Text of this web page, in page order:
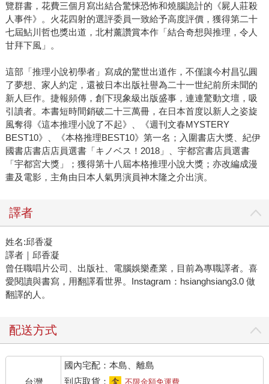
覽群書，花費三個月寫出結合驚悚恐怖和燒腦詭計的《屍人莊殺
人事件》。火花四射的選評委員一致給予高度評價，獲得第二十
七屆鮎川哲也獎出道，北村薰讚賞本作「結合奇想與推理，令人
甘拜下風」。
這部「推理小說初學者」寫成的驚世出道作，不僅讓今村昌弘圓
了夢想、家人約定，還被日本出版社譽為二十一世紀前所未聞的
新人巨作。捷報頻傳，創下現象級出版盛事，連連驚動文壇，吸
引讀者。本書短時間銷破二十三萬冊，在日本首度以新人之姿旋
風奪得《這本推理小說了不起》、《週刊文春MYSTERY
BEST10》、《本格推理BEST10》第一名；入圍書店大獎、紀伊
國書店書店店員選書「キノベス！2018」、宇都宮書店員選書
「宇都宮大獎」；獲得第十八屆本格推理小說大獎；亦改編成漫
畫及電影，主角由日本人氣男演員神木隆之介出演。
譯者
姓名:邱香凝
譯者｜邱香凝
曾任職唱片公司、出版社、電腦娛樂產業，目前為專職譯者。喜
愛閱讀與書寫，用翻譯看世界。Instagram：hsianghsiang3.0 做
翻譯的人。
配送方式
台灣
國內宅配：本島、離島
到店取貨：
不限金額免運費